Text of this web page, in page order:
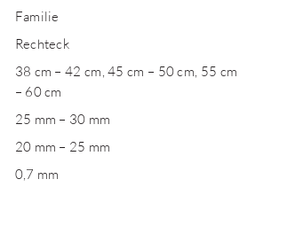
Familie
Rechteck
38 cm – 42 cm, 45 cm – 50 cm, 55 cm
– 60 cm
25 mm – 30 mm
20 mm – 25 mm
0,7 mm